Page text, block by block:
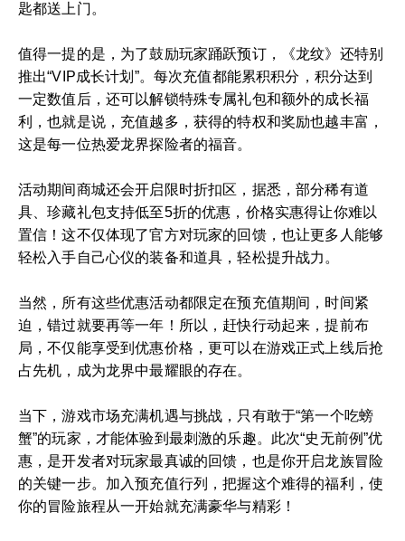
匙都送上门。
值得一提的是，为了鼓励玩家踊跃预订，《龙纹》还特别
推出“VIP成长计划”。每次充值都能累积积分，积分达到
一定数值后，还可以解锁特殊专属礼包和额外的成长福
利，也就是说，充值越多，获得的特权和奖励也越丰富，
这是每一位热爱龙界探险者的福音。
活动期间商城还会开启限时折扣区，据悉，部分稀有道
具、珍藏礼包支持低至5折的优惠，价格实惠得让你难以
置信！这不仅体现了官方对玩家的回馈，也让更多人能够
轻松入手自己心仪的装备和道具，轻松提升战力。
当然，所有这些优惠活动都限定在预充值期间，时间紧
迫，错过就要再等一年！所以，赶快行动起来，提前布
局，不仅能享受到优惠价格，更可以在游戏正式上线后抢
占先机，成为龙界中最耀眼的存在。
当下，游戏市场充满机遇与挑战，只有敢于“第一个吃螃
蟹”的玩家，才能体验到最刺激的乐趣。此次“史无前例”优
惠，是开发者对玩家最真诚的回馈，也是你开启龙族冒险
的关键一步。加入预充值行列，把握这个难得的福利，使
你的冒险旅程从一开始就充满豪华与精彩！